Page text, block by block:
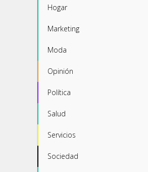
Hogar
Marketing
Moda
Opinión
Política
Salud
Servicios
Sociedad